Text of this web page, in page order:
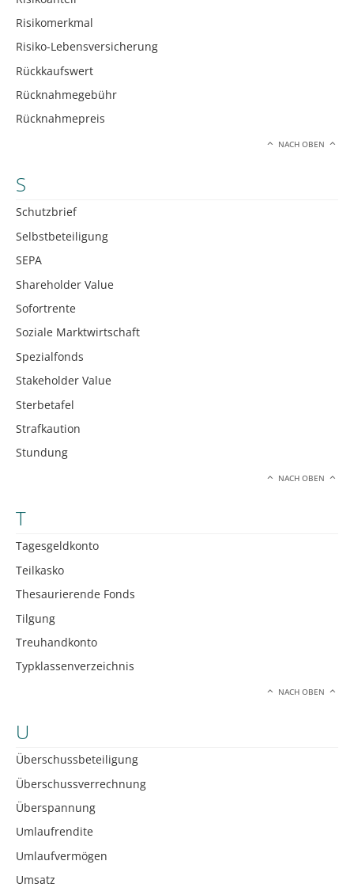
Risikomerkmal
Risiko-Lebensversicherung
Rückkaufswert
Rücknahmegebühr
Rücknahmepreis
NACH OBEN
S
Schutzbrief
Selbstbeteiligung
SEPA
Shareholder Value
Sofortrente
Soziale Marktwirtschaft
Spezialfonds
Stakeholder Value
Sterbetafel
Strafkaution
Stundung
NACH OBEN
T
Tagesgeldkonto
Teilkasko
Thesaurierende Fonds
Tilgung
Treuhandkonto
Typklassenverzeichnis
NACH OBEN
U
Überschussbeteiligung
Überschussverrechnung
Überspannung
Umlaufrendite
Umlaufvermögen
Umsatz